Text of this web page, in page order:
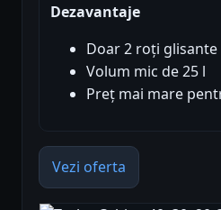
Dezavantaje
Doar 2 roți glisante
Volum mic de 25 l
Preț mai mare
Vezi oferta